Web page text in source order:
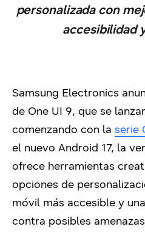
personalizada con
accesibilidad
Samsung Electronics
de One UI 9, que se
comenzando con la serie
el nuevo Android 17, la
ofrece herramientas
opciones de
móvil más accesible y
contra posibles